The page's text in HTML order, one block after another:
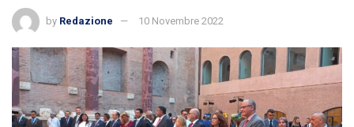
by Redazione 10 Novembre 2022